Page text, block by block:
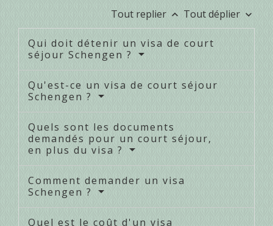
Tout replier keyboard_arrow_up Tout déplier keyboard_arrow_down
Qui doit détenir un visa de court
séjour Schengen ?
Qu'est-ce un visa de court séjour
Schengen ?
Quels sont les documents
demandés pour un court séjour,
en plus du visa ?
Comment demander un visa
Schengen ?
Quel est le coût d'un visa